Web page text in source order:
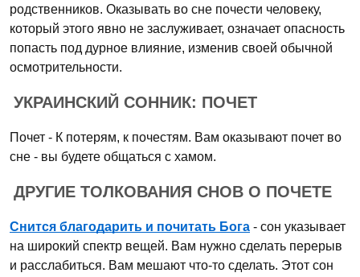
родственников. Оказывать во сне почести человеку,
который этого явно не заслуживает, означает опасность
попасть под дурное влияние, изменив своей обычной
осмотрительности.
УКРАИНСКИЙ СОННИК: ПОЧЕТ
Почет - К потерям, к почестям. Вам оказывают почет во
сне - вы будете общаться с хамом.
ДРУГИЕ ТОЛКОВАНИЯ СНОВ О ПОЧЕТЕ
Снится благодарить и почитать Бога - сон указывает
на широкий спектр вещей. Вам нужно сделать перерыв
и расслабиться. Вам мешают что-то сделать. Этот сон